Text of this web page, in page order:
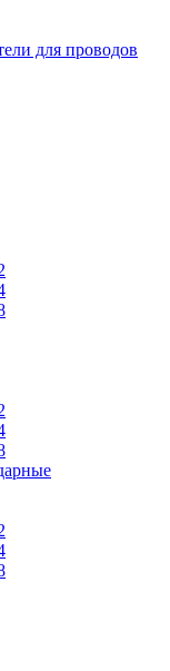
для проводов